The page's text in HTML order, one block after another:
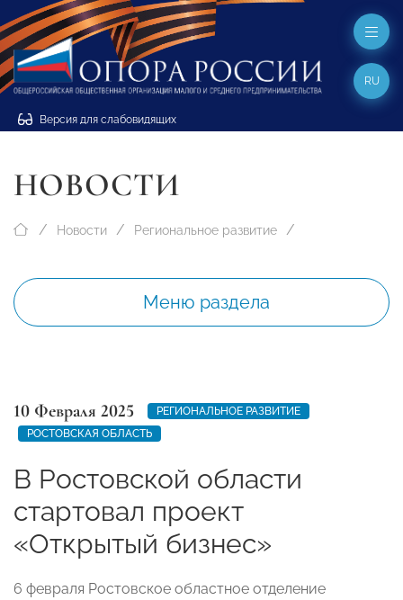
Версия для слабовидящих
RU
НОВОСТИ
Новости Региональное развитие
Меню раздела
10 Февраля 2025
РЕГИОНАЛЬНОЕ РАЗВИТИЕ
РОСТОВСКАЯ ОБЛАСТЬ
В Ростовской области
стартовал проект
«Открытый бизнес»
6 февраля Ростовское областное отделение